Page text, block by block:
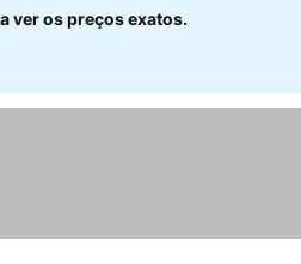
ver os preços exatos.